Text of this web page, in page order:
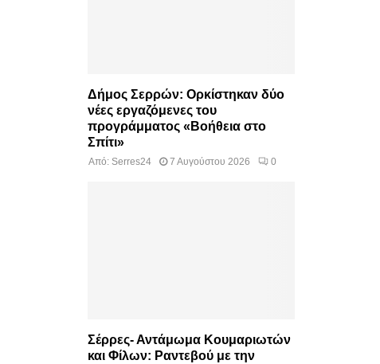
Δήμος Σερρών: Ορκίστηκαν δύο
νέες εργαζόμενες του
προγράμματος «Βοήθεια στο
Σπίτι»
Από: Serres24 7 Αυγούστου 2026 0
Σέρρες- Αντάμωμα Κουμαριωτών
και Φίλων: Ραντεβού με την